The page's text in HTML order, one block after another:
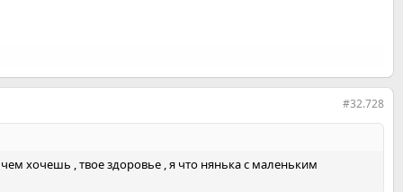
#32.728
хочешь , твое здоровье , я что нянька с маленьким